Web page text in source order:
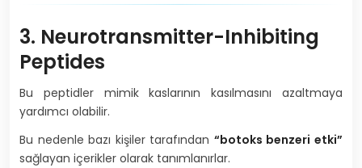
3. Neurotransmitter-Inhibiting
Peptides
Bu peptidler mimik kaslarının kasılmasını azaltmaya
yardımcı olabilir.
Bu nedenle bazı kişiler tarafından “botoks benzeri etki”
sağlayan içerikler olarak tanımlanırlar.